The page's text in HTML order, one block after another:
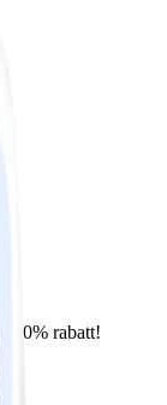
60% rabatt!